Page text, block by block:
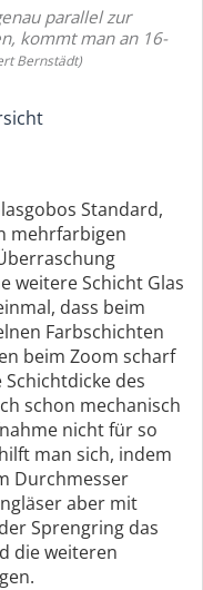
parallel zur
kommt man an 16-
Bernstädt)
Standard,
mehrfarbigen
weitere Schicht Glas
dass beim
Farbschichten
beim Zoom scharf
des
schon mechanisch
nicht für so
man sich, indem
Durchmesser
aber mit
Sprengring das
die weiteren